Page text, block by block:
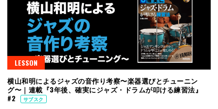
LESSON
横山和明によるジャズの音作り考察〜楽器選びとチューニン
グ〜｜連載『3年後、確実にジャズ・ドラムが叩ける練習法』
#2
サブスク